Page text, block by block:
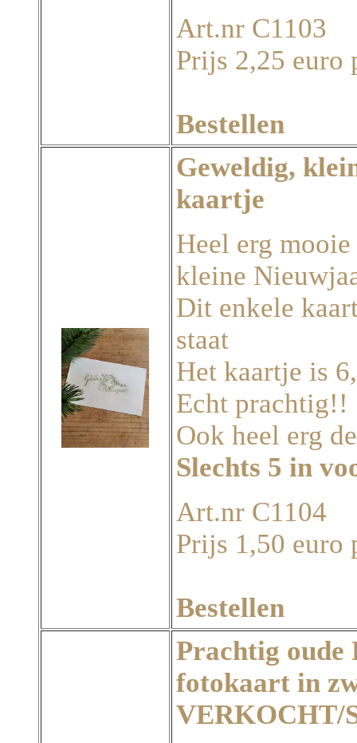
Art.nr C1103
Prijs 2,25 euro
Bestellen
Geweldig,
kaartje
Heel erg
kleine
Dit enkele
staat
Het kaartje is
Echt prachtig!!
Ook heel erg
Slechts 5 in
Art.nr C1104
Prijs 1,50 euro
Bestellen
Prachtig oude
fotokaart in
VERKOCHT/